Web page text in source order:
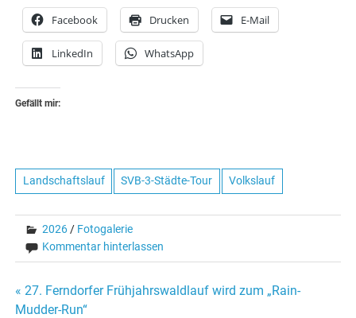
Facebook Drucken E-Mail
LinkedIn WhatsApp
Gefällt mir:
Landschaftslauf SVB-3-Städte-Tour Volkslauf
2026 / Fotogalerie
Kommentar hinterlassen
Beitragsnavigation
« 27. Ferndorfer Frühjahrswaldlauf wird zum „Rain-
Mudder-Run“